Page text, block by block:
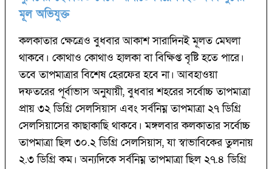
মূল অভিযুক্ত
কলকাতার ক্ষেত্রেও বুধবার আকাশ সারাদিনই মূলত মেঘলা
থাকবে। কোথাও কোথাও হালকা বা বিক্ষিপ্ত বৃষ্টি হতে পারে।
তবে তাপমাত্রার বিশেষ হেরফের হবে না। আবহাওয়া
দফতরের পূর্বাভাস অনুযায়ী, বুধবার শহরের সর্বোচ্চ তাপমাত্রা
প্রায় ৩২ ডিগ্রি সেলসিয়াস এবং সর্বনিম্ন তাপমাত্রা ২৭ ডিগ্রি
সেলসিয়াসের কাছাকাছি থাকবে। মঙ্গলবার কলকাতার সর্বোচ্চ
তাপমাত্রা ছিল ৩০.২ ডিগ্রি সেলসিয়াস, যা স্বাভাবিকের তুলনায়
২.৩ ডিগ্রি কম। অন্যদিকে সর্বনিম্ন তাপমাত্রা ছিল ২৭.৪ ডিগ্রি